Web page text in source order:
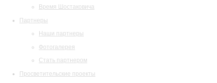
Время Шостаковича
Партнеры
Наши партнеры
Фотогалерея
Стать партнером
Просветительские проекты